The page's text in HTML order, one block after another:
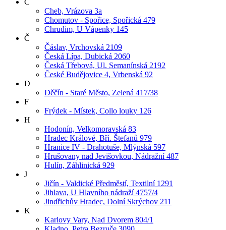
C
Cheb, Vrázova 3a
Chomutov - Spořice, Spořická 479
Chrudim, U Vápenky 145
Č
Čáslav, Vrchovská 2109
Česká Lípa, Dubická 2060
Česká Třebová, Ul. Semanínská 2192
České Budějovice 4, Vrbenská 92
D
Děčín - Staré Město, Zelená 417/38
F
Frýdek - Místek, Collo louky 126
H
Hodonín, Velkomoravská 83
Hradec Králové, Bří. Štefanů 979
Hranice IV - Drahotuše, Mlýnská 597
Hrušovany nad Jevišovkou, Nádražní 487
Hulín, Záhlinická 929
J
Jičín - Valdické Předměstí, Textilní 1291
Jihlava, U Hlavního nádraží 4757/4
Jindřichův Hradec, Dolní Skrýchov 211
K
Karlovy Vary, Nad Dvorem 804/1